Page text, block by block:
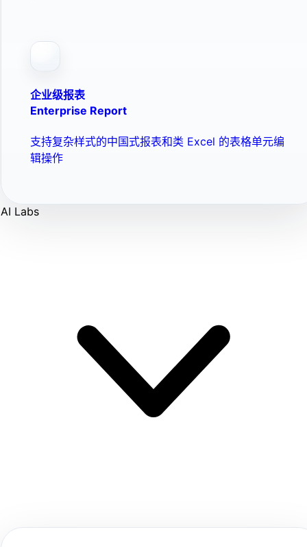
企业级报表
Enterprise Report
支持复杂样式的中国式报表和类 Excel 的表格单元编
辑操作
AI Labs